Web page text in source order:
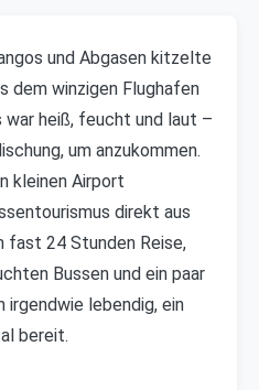
und Abgasen kitzelte
dem winzigen Flughafen
heiß, feucht und laut –
um anzukommen.
kleinen Airport
direkt aus
fast 24 Stunden Reise,
Bussen und ein paar
irgendwie lebendig, ein
bereit.